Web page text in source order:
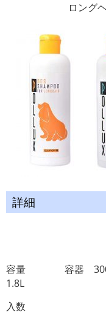
ロング
詳細
容量 容器 300
1.8L
入数